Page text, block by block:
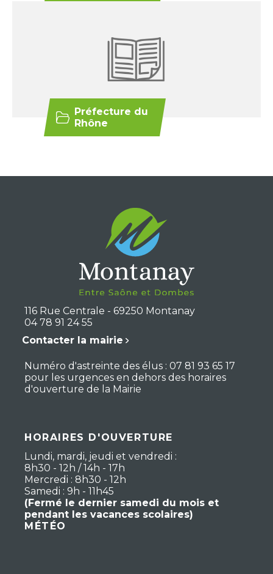
Préfecture du
Rhône
116 Rue Centrale - 69250 Montanay
04 78 91 24 55
Contacter la mairie
Numéro d'astreinte des élus : 07 81 93 65 17
pour les urgences en dehors des horaires
d'ouverture de la Mairie
HORAIRES D'OUVERTURE
Lundi, mardi, jeudi et vendredi :
8h30 - 12h / 14h - 17h
Mercredi : 8h30 - 12h
Samedi : 9h - 11h45
(Fermé le dernier samedi du mois et
pendant les vacances scolaires)
MÉTÉO